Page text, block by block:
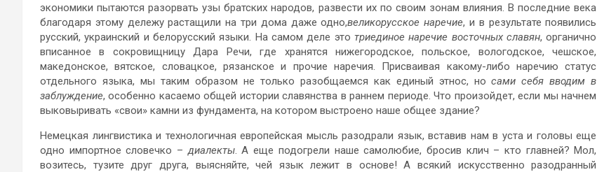
экономики пытаются разорвать узы братских народов, развести их по своим зонам влияния. В последние века
благодаря этому дележу растащили на три дома даже одно,великорусское наречие, и в результате появились
русский, украинский и белорусский языки. На самом деле это триединое наречие восточных славян, органично
вписанное в сокровищницу Дара Речи, где хранятся нижегородское, польское, вологодское, чешское,
македонское, вятское, словацкое, рязанское и прочие наречия. Присваивая какому-либо наречию статус
отдельного языка, мы таким образом не только разобщаемся как единый этнос, носами себя вводим в
заблуждение, особенно касаемо общей истории славянства в раннем периоде. Что произойдет, если мы начнем
выковыривать «свои» камни из фундамента, на котором выстроено наше общее здание?
Немецкая лингвистика и технологичная европейская мысль разодрали язык, вставив нам в уста и головы еще
одно импортное словечко –диалекты. А еще подогрели наше самолюбие, бросив клич – кто главней? Мол,
возитесь, тузите друг друга, выясняйте, чей язык лежит в основе! А всякий искусственно разодранный